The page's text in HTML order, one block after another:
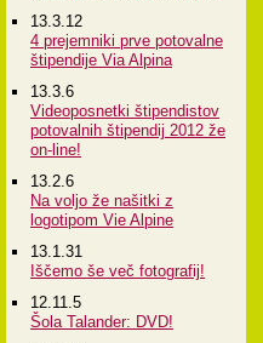
13.3.12
4 prejemniki prve potovalne
štipendije Via Alpina
13.3.6
Videoposnetki štipendistov
potovalnih štipendij 2012 že
on-line!
13.2.6
Na voljo že našitki z
logotipom Vie Alpine
13.1.31
Iščemo še več fotografij!
12.11.5
Šola Talander: DVD!